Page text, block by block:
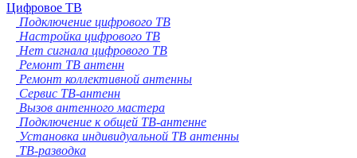
Цифровое ТВ
Подключение цифрового ТВ
Настройка цифрового ТВ
Нет сигнала цифрового ТВ
Ремонт ТВ антенн
Ремонт коллективной антенны
Сервис ТВ-антенн
Вызов антенного мастера
Подключение к общей ТВ-антенне
Установка индивидуальной ТВ антенны
ТВ-разводка